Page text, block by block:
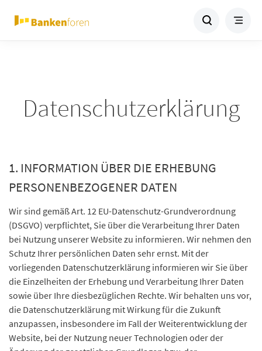
Datenschutzerklärung
1. INFORMATION ÜBER DIE ERHEBUNG
PERSONENBEZOGENER DATEN
Wir sind gemäß Art. 12 EU-Datenschutz-Grundverordnung
(DSGVO) verpflichtet, Sie über die Verarbeitung Ihrer Daten
bei Nutzung unserer Website zu informieren. Wir nehmen den
Schutz Ihrer persönlichen Daten sehr ernst. Mit der
vorliegenden Datenschutzerklärung informieren wir Sie über
die Einzelheiten der Erhebung und Verarbeitung Ihrer Daten
sowie über Ihre diesbezüglichen Rechte. Wir behalten uns vor,
die Datenschutzerklärung mit Wirkung für die Zukunft
anzupassen, insbesondere im Fall der Weiterentwicklung der
Website, bei der Nutzung neuer Technologien oder der